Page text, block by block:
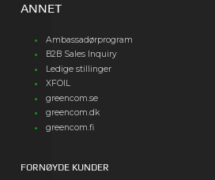
ANNET
Ambassadørprogram
B2B Sales Inquiry
Ledige stillinger
XFOIL
greencom.se
greencom.dk
greencom.fi
FORNØYDE KUNDER